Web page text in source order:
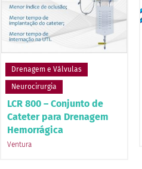
Drenagem e Válvulas
Neurocirurgia
LCR 800 – Conjunto de
Cateter para Drenagem
Hemorrágica
Ventura